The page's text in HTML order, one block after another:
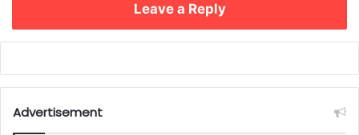
Leave a Reply
Advertisement